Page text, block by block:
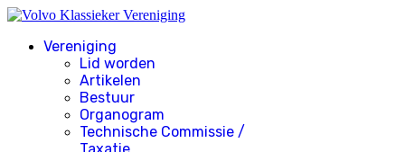
Vereniging
Lid worden
Artikelen
Bestuur
Organogram
Technische Commissie /